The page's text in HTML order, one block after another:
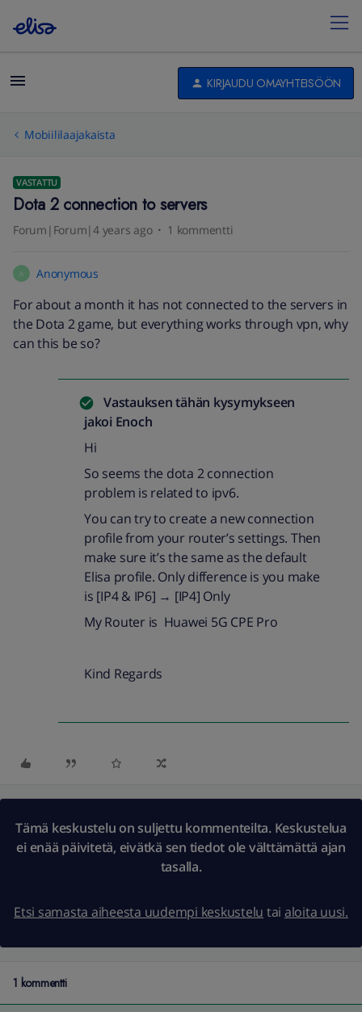
KIRJAUDU OMAYHTEISÖÖN
Mobiililaajakaista
VASTATTU
Dota 2 connection to servers
Forum|Forum|4 years ago 1 kommentti
A Anonymous
For about a month it has not connected to the servers in
the Dota 2 game, but everything works through vpn, why
can this be so?
Vastauksen tähän kysymykseen
jakoi Enoch
Hi
So seems the dota 2 connection
problem is related to ipv6.
You can try to create a new connection
profile from your router’s settings. Then
make sure it’s the same as the default
Elisa profile. Only difference is you make
is [IP4 & IP6] → [IP4] Only
My Router is Huawei 5G CPE Pro
Kind Regards
Tämä keskustelu on suljettu kommenteilta. Keskustelua
ei enää päivitetä, eivätkä sen tiedot ole välttämättä ajan
tasalla.
Etsi samasta aiheesta uudempi keskustelu tai aloita uusi.
1 kommentti